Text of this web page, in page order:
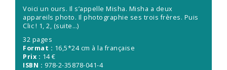
Voici un ours. Il s’appelle Misha. Misha a deux
appareils photo. Il photographie ses trois frères. Puis
Clic ! 1, 2, (suite…)
32 pages
Format : 16,5*24 cm à la française
Prix : 14 €
ISBN : 978-2-35878-041-4